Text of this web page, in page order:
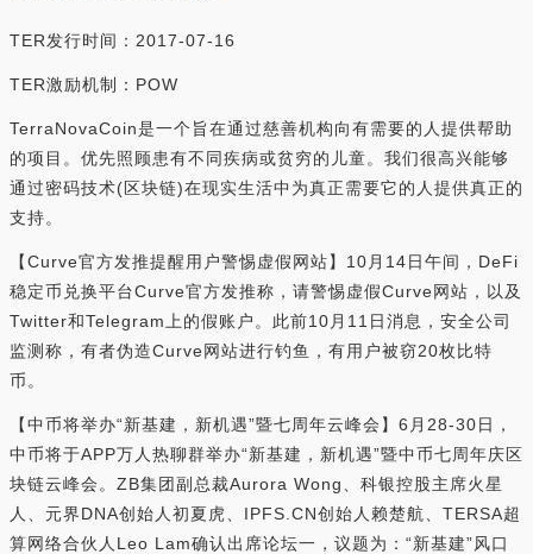
TER发行时间：2017-07-16
TER激励机制：POW
TerraNovaCoin是一个旨在通过慈善机构向有需要的人提供帮助
的项目。优先照顾患有不同疾病或贫穷的儿童。我们很高兴能够
通过密码技术(区块链)在现实生活中为真正需要它的人提供真正的
支持。
【Curve官方发推提醒用户警惕虚假网站】10月14日午间，DeFi
稳定币兑换平台Curve官方发推称，请警惕虚假Curve网站，以及
Twitter和Telegram上的假账户。此前10月11日消息，安全公司
监测称，有者伪造Curve网站进行钓鱼，有用户被窃20枚比特
币。
【中币将举办“新基建，新机遇”暨七周年云峰会】6月28-30日，
中币将于APP万人热聊群举办“新基建，新机遇”暨中币七周年庆区
块链云峰会。ZB集团副总裁Aurora Wong、科银控股主席火星
人、元界DNA创始人初夏虎、IPFS.CN创始人赖楚航、TERSA超
算网络合伙人Leo Lam确认出席论坛一，议题为：“新基建”风口